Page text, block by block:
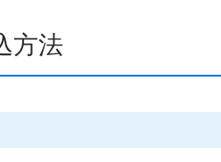
方法